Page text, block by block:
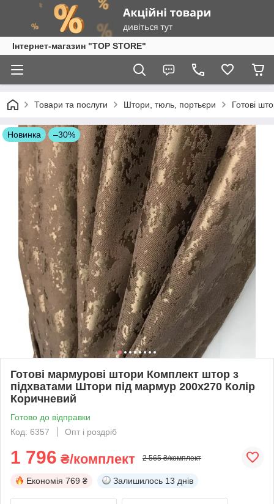
Інтернет-магазин "TOP STORE"
Товари та послуги Штори, тюль, портьєри Готові
Новинка –30%
Готові мармурові штори Комплект штор з
підхватами Штори під мармур 200х270 Колір
Коричневий
Готово до відправки
Код: 6357
Опт і роздріб
1 796 ₴/комплект 2 565 ₴/комплект
Економія 769 ₴ Залишилось 13 днів